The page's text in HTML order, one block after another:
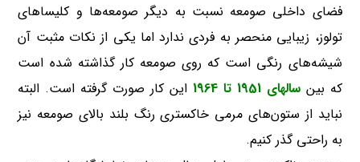
فضای داخلی صومعه نسبت به دیگر صومعه‌ها و کلیساهای
تولوز، زیبایی منحصر به فردی ندارد اما یکی از نکات مثبت آن
شیشه‌های رنگی است که روی صومعه کار گذاشته شده است
که بینسالهای 1951 تا 1964
این کار صورت گرفته است. البته
نباید از ستون‌های مرمی خاکستری رنگ بلند بالای صومعه نیز
به راحتی گذر کنیم.